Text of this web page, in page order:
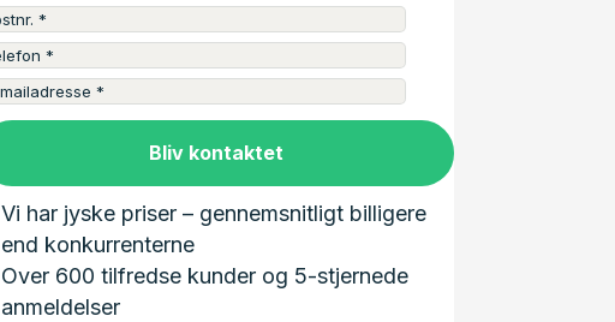
Bliv kontaktet
Vi har jyske priser – gennemsnitligt billigere
end konkurrenterne
Over 600 tilfredse kunder og 5-stjernede
anmeldelser